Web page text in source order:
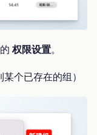
权限设置。
个已存在的组）